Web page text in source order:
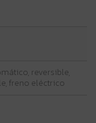
reversible,
freno eléctrico